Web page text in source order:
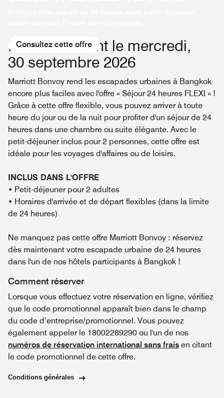
Consultez cette offre
Réservez avant le mercredi,
30 septembre 2026
Marriott Bonvoy rend les escapades urbaines à Bangkok
encore plus faciles avec l'offre « Séjour 24 heures FLEXI » !
Grâce à cette offre flexible, vous pouvez arriver à toute
heure du jour ou de la nuit pour profiter d'un séjour de 24
heures dans une chambre ou suite élégante. Avec le
petit-déjeuner inclus pour 2 personnes, cette offre est
idéale pour les voyages d'affaires ou de loisirs.
INCLUS DANS L'OFFRE
• Petit-déjeuner pour 2 adultes
• Horaires d'arrivée et de départ flexibles (dans la limite
de 24 heures)
Ne manquez pas cette offre Marriott Bonvoy : réservez
dès maintenant votre escapade urbaine de 24 heures
dans l'un de nos hôtels participants à Bangkok !
Comment réserver
Lorsque vous effectuez votre réservation en ligne, vérifiez
que le code promotionnel apparaît bien dans le champ
du code d’entreprise/promotionnel. Vous pouvez
également appeler le 18002289290 ou l'un de nos
numéros de réservation international sans frais en citant
le code promotionnel de cette offre.
Conditions générales